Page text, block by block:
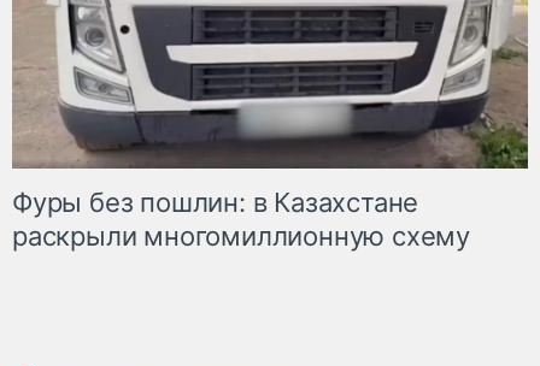
Фуры без пошлин: в Казахстане
раскрыли многомиллионную схему